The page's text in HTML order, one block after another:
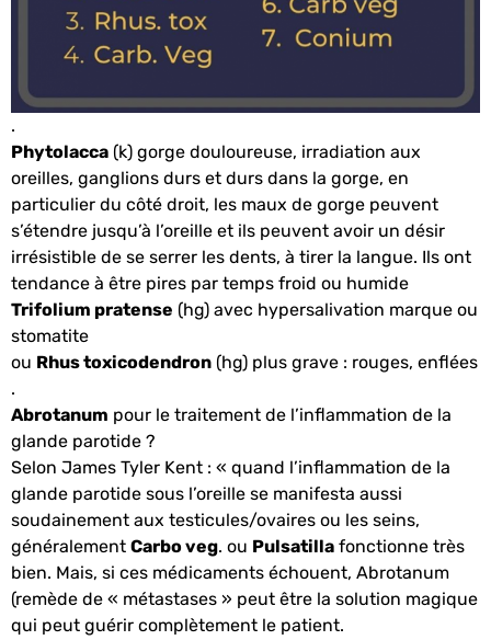
.
Phytolacca (k) gorge douloureuse, irradiation aux
oreilles, ganglions durs et durs dans la gorge, en
particulier du côté droit, les maux de gorge peuvent
s’étendre jusqu’à l’oreille et ils peuvent avoir un désir
irrésistible de se serrer les dents, à tirer la langue. Ils ont
tendance à être pires par temps froid ou humide
Trifolium pratense (hg) avec hypersalivation marque ou
stomatite
ou Rhus toxicodendron (hg) plus grave : rouges, enflées
.
Abrotanum pour le traitement de l’inflammation de la
glande parotide ?
Selon James Tyler Kent : « quand l’inflammation de la
glande parotide sous l’oreille se manifesta aussi
soudainement aux testicules/ovaires ou les seins,
généralement Carbo veg. ou Pulsatilla fonctionne très
bien. Mais, si ces médicaments échouent, Abrotanum
(remède de « métastases » peut être la solution magique
qui peut guérir complètement le patient.